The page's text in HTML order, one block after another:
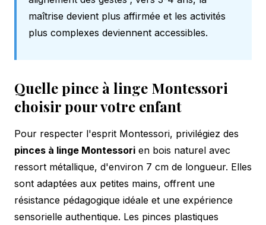
maîtrise devient plus affirmée et les activités
plus complexes deviennent accessibles.
Quelle pince à linge Montessori
choisir pour votre enfant
Pour respecter l'esprit Montessori, privilégiez des
pinces à linge Montessori en bois naturel avec
ressort métallique, d'environ 7 cm de longueur. Elles
sont adaptées aux petites mains, offrent une
résistance pédagogique idéale et une expérience
sensorielle authentique. Les pinces plastiques